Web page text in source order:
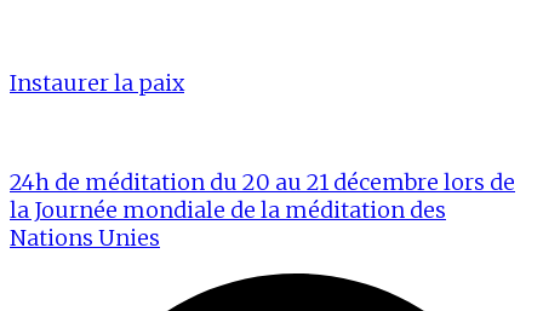
Instaurer la paix
24h de méditation du 20 au 21 décembre lors de
la Journée mondiale de la méditation des
Nations Unies